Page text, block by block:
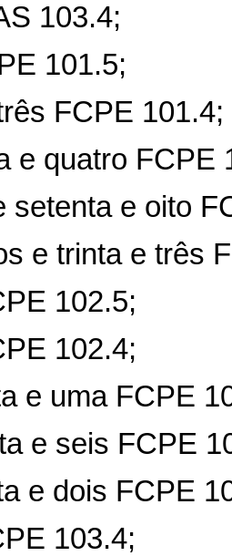
103.4;
101.5;
FCPE 101.4;
e quatro FCPE
setenta e oito
e trinta e três
102.5;
102.4;
e uma FCPE
e seis FCPE
e dois FCPE
103.4;